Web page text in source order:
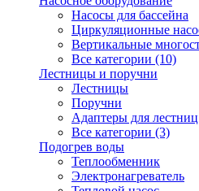
Насосы для бассейна
Циркуляционные
Вертикальные
Все категории (10)
Лестницы и поручни
Лестницы
Поручни
Адаптеры для лестниц
Все категории (3)
Подогрев воды
Теплообменник
Электронагреватель